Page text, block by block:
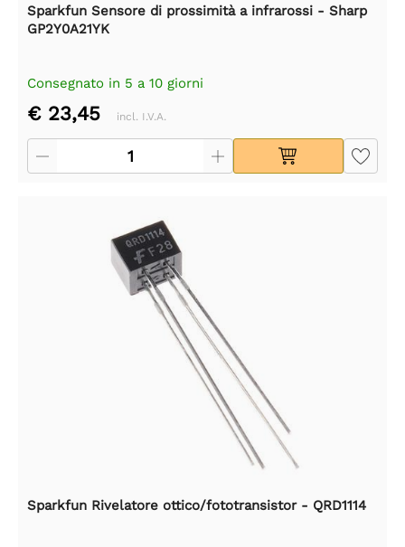
Sparkfun Sensore di prossimità a infrarossi - Sharp
GP2Y0A21YK
Consegnato in 5 a 10 giorni
€ 23,45 incl. I.V.A.
Sparkfun Rivelatore ottico/fototransistor - QRD1114